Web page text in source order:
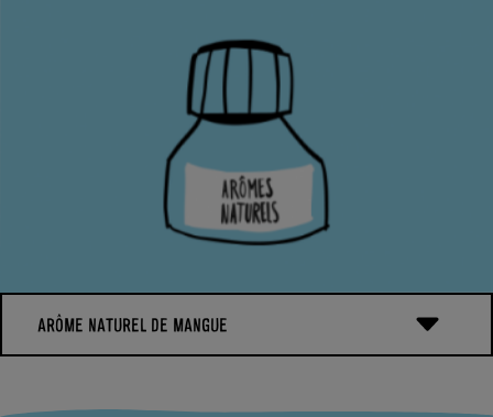
peut provenir de divers végétaux : le maïs, le riz, le blé, la
pomme de terre ou bien encore le manioc. L’amidon est extrait
via un procédé de broyage par voie humide (le même procédé de
fabrication que pour les farines). Il s’agit en fait d’un
ingrédient basique et que l’on utilise en cuisinant pour épaissir
les soupes ou les sauces par exemple. Dans l‘industrie
alimentaire, les fabricants utilisent l‘amidon pour stabiliser
leurs produits (car il est plus stable que la farine). Nous
ARÔME NATUREL DE MANGUE